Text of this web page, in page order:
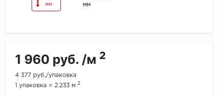
мм
мм
1 960 руб. /м 2
4 377 руб./упаковка
1 упаковка = 2.233 м 2